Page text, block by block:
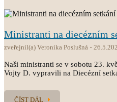
Ministranti na diecézním
zveřejnil(a) Veronika Poslušná
Naši ministranti se v sobotu 23.
Vojty D. vypravili na Diecézní
ČÍST DÁL